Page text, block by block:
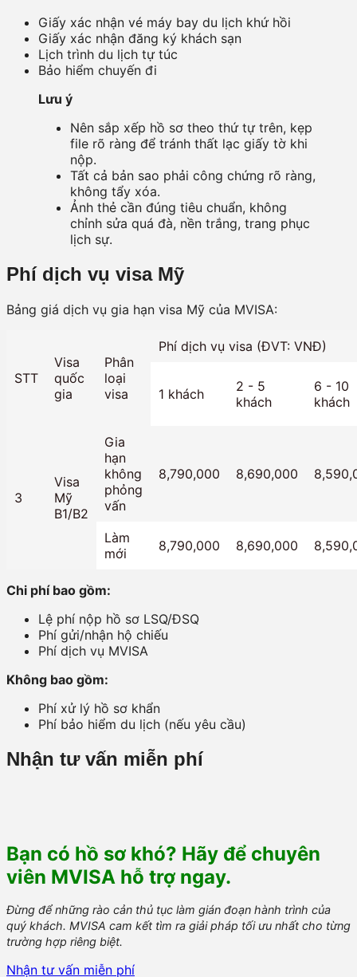
Giấy xác nhận vé máy bay du lịch khứ hồi
Giấy xác nhận đăng ký khách sạn
Lịch trình du lịch tự túc
Bảo hiểm chuyến đi
Lưu ý
Nên sắp xếp hồ sơ theo thứ tự trên, kẹp
file rõ ràng để tránh thất lạc giấy tờ khi
nộp.
Tất cả bản sao phải công chứng rõ ràng,
không tẩy xóa.
Ảnh thẻ cần đúng tiêu chuẩn, không
chỉnh sửa quá đà, nền trắng, trang phục
lịch sự.
Phí dịch vụ visa Mỹ
Bảng giá dịch vụ gia hạn visa Mỹ của MVISA:
STT
Visa
quốc
gia
Phân
loại
visa
Phí dịch vụ visa (ĐVT: VNĐ)
1 khách
2 - 5
khách
6 - 10
khách
3
Visa
Mỹ
B1/B2
Gia
hạn
không
phỏng
vấn
8,790,000 8,690,000
Làm
mới
8,790,000 8,690,000
Chi phí bao gồm:
Lệ phí nộp hồ sơ LSQ/ĐSQ
Phí gửi/nhận hộ chiếu
Phí dịch vụ MVISA
Không bao gồm:
Phí xử lý hồ sơ khẩn
Phí bảo hiểm du lịch (nếu yêu cầu)
Nhận tư vấn miễn phí
Bạn có hồ sơ khó? Hãy để chuyên
viên MVISA hỗ trợ ngay.
Đừng để những rào cản thủ tục làm gián đoạn hành trình của
quý khách. MVISA cam kết tìm ra giải pháp tối ưu nhất cho từng
trường hợp riêng biệt.
Nhận tư vấn miễn phí